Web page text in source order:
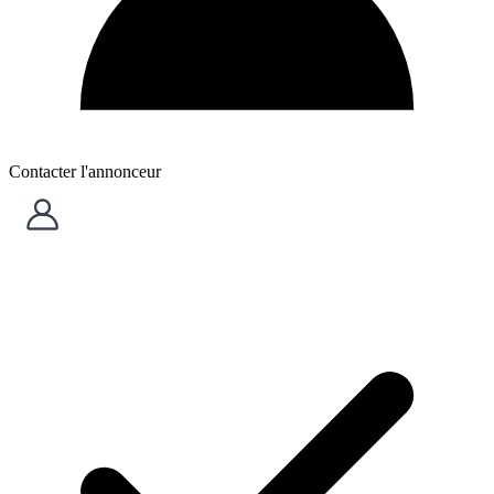
Contacter l'annonceur